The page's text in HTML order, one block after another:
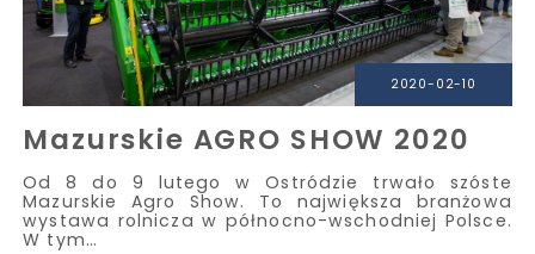
2020-02-10
Mazurskie AGRO SHOW 2020
Od 8 do 9 lutego w Ostródzie trwało szóste
Mazurskie Agro Show. To największa branżowa
wystawa rolnicza w północno-wschodniej Polsce.
W tym…